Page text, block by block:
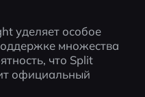
уделяет особое
множества
что Split
официальный